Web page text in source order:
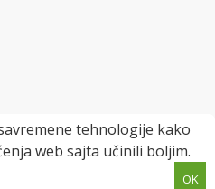
2022
OK
tehnologije kako
web sajta učinili boljim.